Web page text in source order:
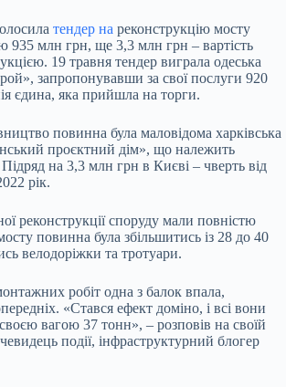
тендер на реконструкцію мосту
935 млн грн, ще 3,3 млн грн – вартість
19 травня тендер виграла одеська
запропонувавши за свої послуги 920
єдина, яка прийшла на торги.
повинна була маловідома харківська
проєктний дім», що належить
на 3,3 млн грн в Києві – чверть від
рік.
реконструкції споруду мали повністю
повинна була збільшитись із 28 до 40
велодоріжки та тротуари.
робіт одна з балок впала,
«Стався ефект доміно, і всі вони
вагою 37 тонн», – розповів на своїй
події, інфраструктурний блогер